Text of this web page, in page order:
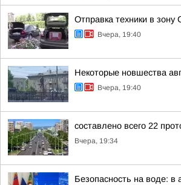
Отправка техники в
Вчера, 19:40
Некоторые новшества
Вчера, 19:40
составлено всего 22
Вчера, 19:34
Безопасность на воде: в